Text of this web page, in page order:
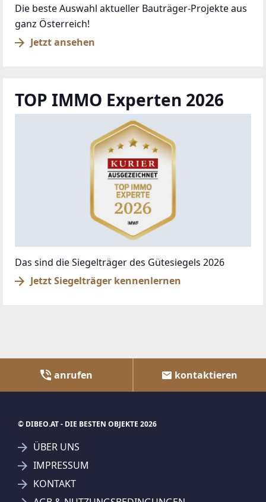
Die beste Auswahl aktueller Bauträger-Projekte aus
ganz Österreich!
Jetzt ansehen
TOP IMMO Experten 2026
Das sind die Siegelträger des Gütesiegels 2026
Jetzt Siegelträger kennenlernen
anrufen kontaktieren
© DIBEO.AT - DIE BESTEN OBJEKTE 2026
ÜBER UNS
IMPRESSUM
KONTAKT